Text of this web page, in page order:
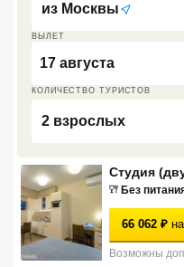
ВЫЛЕТ
17 августа
КОЛИЧЕСТВО ТУРИСТОВ
2 взрослых
из Москвы
Студия
Без
66 062 ₽ на
Возможны
Экскурсионные туры
ТОП 10 лучших отелей 5*
Лучшие отели 4* звезды
Недорогие отели 4*
звезды